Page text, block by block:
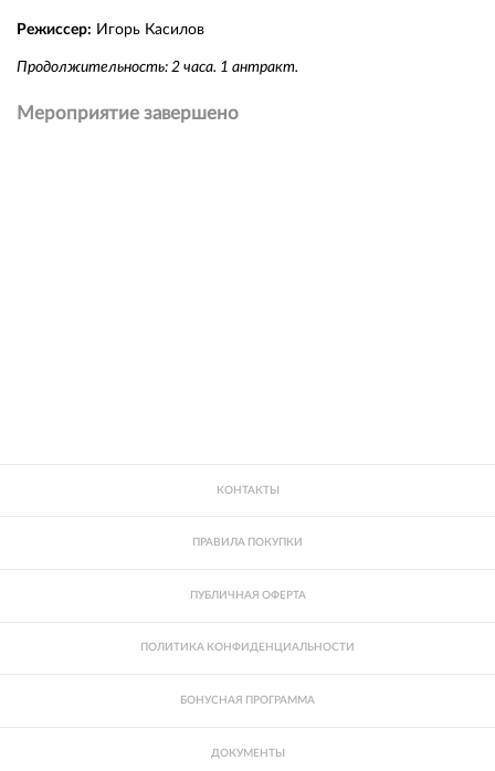
Режиссер: Игорь Касилов
Продолжительность: 2 часа. 1 антракт.
Мероприятие завершено
КОНТАКТЫ
ПРАВИЛА ПОКУПКИ
ПУБЛИЧНАЯ ОФЕРТА
ПОЛИТИКА КОНФИДЕНЦИАЛЬНОСТИ
БОНУСНАЯ ПРОГРАММА
ДОКУМЕНТЫ